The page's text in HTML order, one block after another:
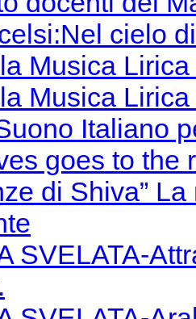
cielo
Musica
Musica
Italiano
goes to the
di Shiva”
SVELATA-